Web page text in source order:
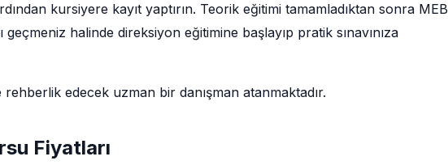
kursiyere kayıt yaptırın. Teorik eğitimi tamamladıktan sonra MEB
geçmeniz halinde direksiyon eğitimine başlayıp pratik sınavınıza
edecek uzman bir danışman atanmaktadır.
Fiyatları